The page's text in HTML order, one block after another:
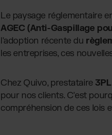
Le paysage réglementaire
AGEC (Anti-Gaspillage
l'adoption récente du
les entreprises, ces
Chez Quivo, prestataire 3PL
pour nos clients. C'est
compréhension de ces lois